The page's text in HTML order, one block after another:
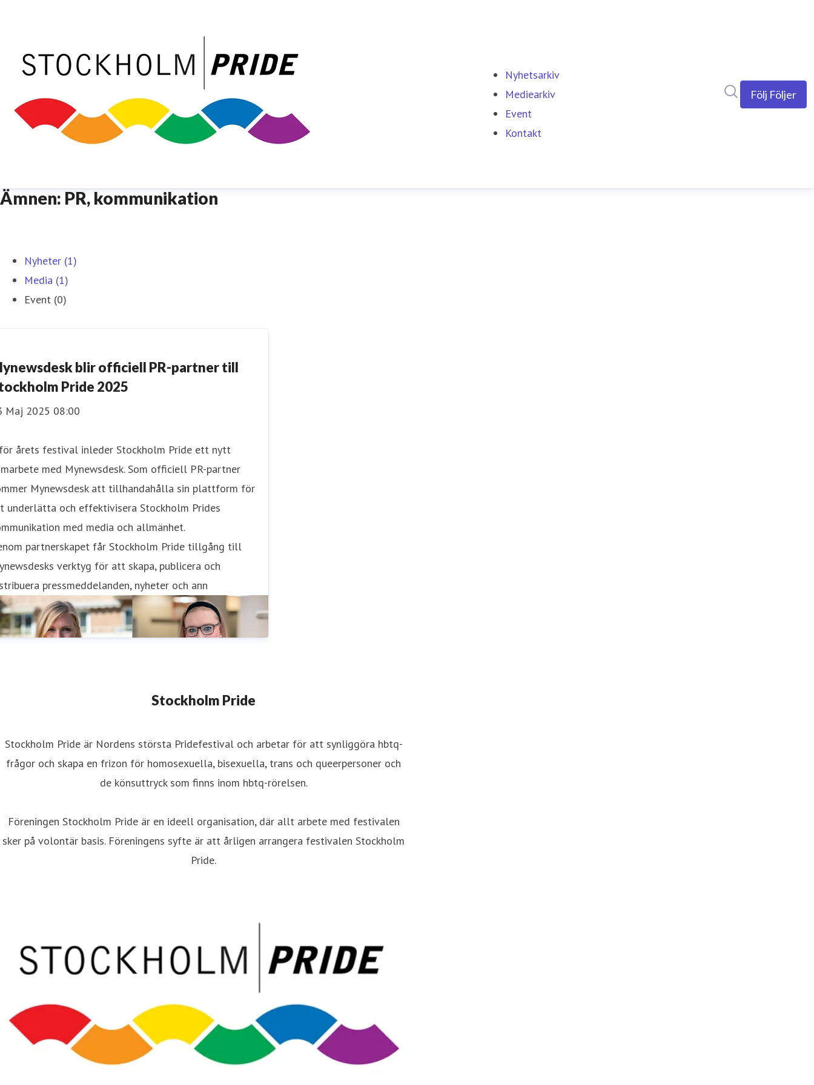
Nyhetsarkiv
Mediearkiv
Event
Kontakt
Följ Följer
Ämnen: PR, kommunikation
Nyheter (1)
Media (1)
Event (0)
blir officiell PR-partner till
Pride 2025
Maj 2025 08:00
årets festival inleder Stockholm Pride ett nytt
med Mynewsdesk. Som officiell PR-partner
Mynewsdesk att tillhandahålla sin plattform för
underlätta och effektivisera Stockholm Prides
med media och allmänhet.
partnerskapet får Stockholm Pride tillgång till
verktyg för att skapa, publicera och
pressmeddelanden, nyheter och ann
Stockholm Pride
Stockholm Pride är Nordens största Pridefestival och arbetar för att synliggöra hbtq-
frågor och skapa en frizon för homosexuella, bisexuella, trans och queerpersoner och
de könsuttryck som finns inom hbtq-rörelsen.
Föreningen Stockholm Pride är en ideell organisation, där allt arbete med festivalen
sker på volontär basis. Föreningens syfte är att årligen arrangera festivalen Stockholm
Pride.